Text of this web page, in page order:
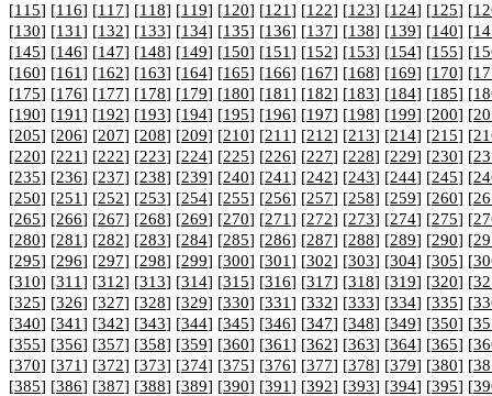
[115] [116] [117] [118] [119] [120] [121] [122] [123] [124] [125] [
[130] [131] [132] [133] [134] [135] [136] [137] [138] [139] [140] [
[145] [146] [147] [148] [149] [150] [151] [152] [153] [154] [155] [
[160] [161] [162] [163] [164] [165] [166] [167] [168] [169] [170] [
[175] [176] [177] [178] [179] [180] [181] [182] [183] [184] [185] [
[190] [191] [192] [193] [194] [195] [196] [197] [198] [199] [200] [
[205] [206] [207] [208] [209] [210] [211] [212] [213] [214] [215] [
[220] [221] [222] [223] [224] [225] [226] [227] [228] [229] [230] [
[235] [236] [237] [238] [239] [240] [241] [242] [243] [244] [245] [
[250] [251] [252] [253] [254] [255] [256] [257] [258] [259] [260] [
[265] [266] [267] [268] [269] [270] [271] [272] [273] [274] [275] [
[280] [281] [282] [283] [284] [285] [286] [287] [288] [289] [290] [
[295] [296] [297] [298] [299] [300] [301] [302] [303] [304] [305] [
[310] [311] [312] [313] [314] [315] [316] [317] [318] [319] [320] [
[325] [326] [327] [328] [329] [330] [331] [332] [333] [334] [335] [
[340] [341] [342] [343] [344] [345] [346] [347] [348] [349] [350] [
[355] [356] [357] [358] [359] [360] [361] [362] [363] [364] [365] [
[370] [371] [372] [373] [374] [375] [376] [377] [378] [379] [380] [
[385] [386] [387] [388] [389] [390] [391] [392] [393] [394] [395] [